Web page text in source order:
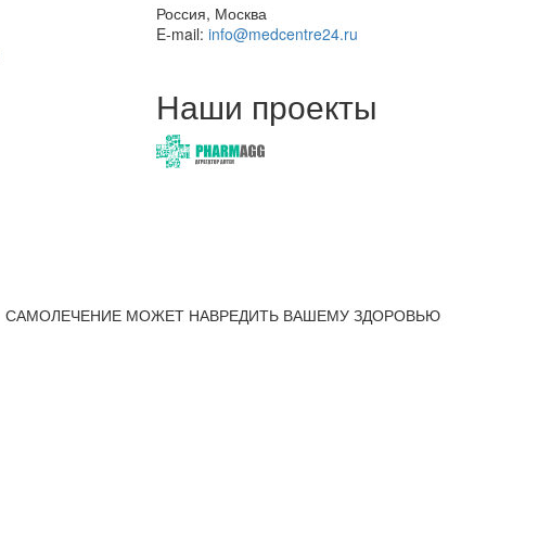
Россия, Москва
E-mail: info@medcentre24.ru
Наши проекты
САМОЛЕЧЕНИЕ МОЖЕТ НАВРЕДИТЬ ВАШЕМУ ЗДОРОВЬЮ